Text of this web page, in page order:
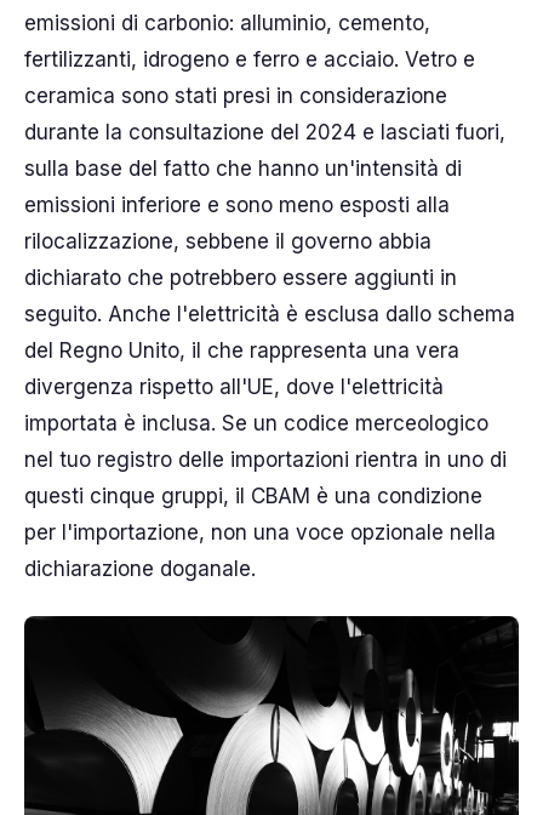
emissioni di carbonio: alluminio, cemento,
fertilizzanti, idrogeno e ferro e acciaio. Vetro e
ceramica sono stati presi in considerazione
durante la consultazione del 2024 e lasciati fuori,
sulla base del fatto che hanno un'intensità di
emissioni inferiore e sono meno esposti alla
rilocalizzazione, sebbene il governo abbia
dichiarato che potrebbero essere aggiunti in
seguito. Anche l'elettricità è esclusa dallo schema
del Regno Unito, il che rappresenta una vera
divergenza rispetto all'UE, dove l'elettricità
importata è inclusa. Se un codice merceologico
nel tuo registro delle importazioni rientra in uno di
questi cinque gruppi, il CBAM è una condizione
per l'importazione, non una voce opzionale nella
dichiarazione doganale.